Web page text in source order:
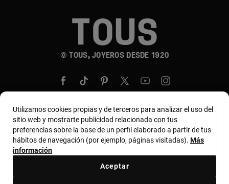
© TOUS, JOYEROS DESDE 1920
País y moneda:United States Of America / US
Dollar
Utilizamos cookies propias y de terceros para analizar el uso del
sitio web y mostrarte publicidad relacionada con tus
preferencias sobre la base de un perfil elaborado a partir de tus
hábitos de navegación (por ejemplo, páginas visitadas). Más
información
Aceptar